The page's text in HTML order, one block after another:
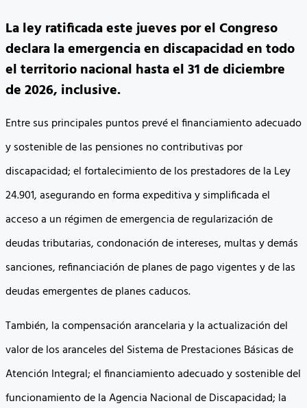
La ley ratificada este jueves por el Congreso
declara la emergencia en discapacidad en todo
el territorio nacional hasta el 31 de diciembre
de 2026, inclusive.
Entre sus principales puntos prevé el financiamiento adecuado
y sostenible de las pensiones no contributivas por
discapacidad; el fortalecimiento de los prestadores de la Ley
24.901, asegurando en forma expeditiva y simplificada el
acceso a un régimen de emergencia de regularización de
deudas tributarias, condonación de intereses, multas y demás
sanciones, refinanciación de planes de pago vigentes y de las
deudas emergentes de planes caducos.
También, la compensación arancelaria y la actualización del
valor de los aranceles del Sistema de Prestaciones Básicas de
Atención Integral; el financiamiento adecuado y sostenible del
funcionamiento de la Agencia Nacional de Discapacidad; la